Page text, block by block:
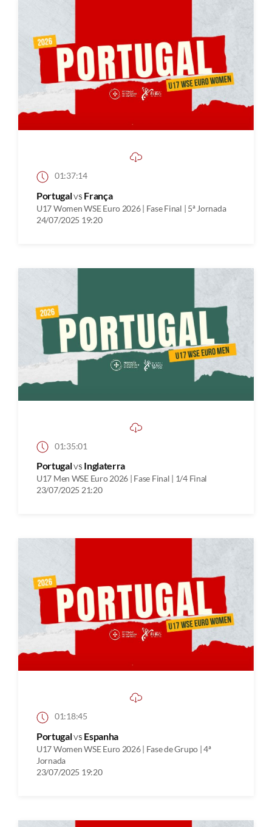
01:37:14
Portugalvs França
U17 Women WSE Euro 2026 | Fase Final | 5ª Jornada
24/07/2025 19:20
01:35:01
Portugalvs Inglaterra
U17 Men WSE Euro 2026 | Fase Final | 1/4 Final
23/07/2025 21:20
01:18:45
Portugalvs Espanha
U17 Women WSE Euro 2026 | Fase de Grupo | 4ª
Jornada
23/07/2025 19:20